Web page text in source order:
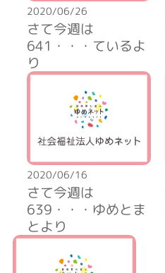
2020/06/26
さて今週は
641・・・ているよ
り
2020/06/16
さて今週は
639・・・ゆめとま
とより